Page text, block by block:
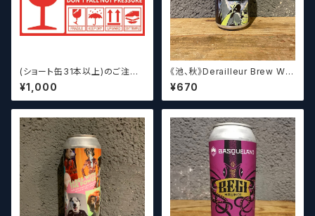
(ショート缶31本以上)のご注文
の場合いこちらをご購入くださ
い。 【クラフトビール】
¥1,000
《池、秋》Derailleur Brew Wor
ks ANONYMOUS BREWH
OLIC FOUNDATION ディ
レイラブリューワークス
¥670